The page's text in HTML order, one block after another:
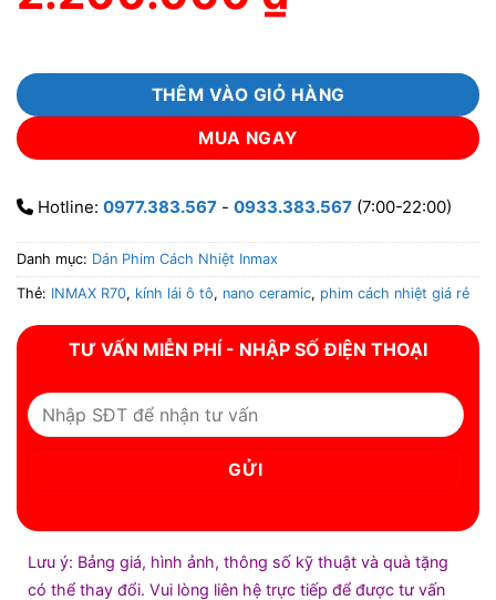
THÊM VÀO GIỎ HÀNG
MUA NGAY
Hotline: 0977.383.567 - 0933.383.567 (7:00-22:00)
Danh mục: Dán Phim Cách Nhiệt Inmax
Thẻ: INMAX R70, kính lái ô tô, nano ceramic, phim cách nhiệt giá rẻ
TƯ VẤN MIỄN PHÍ - NHẬP SỐ ĐIỆN THOẠI
Lưu ý: Bảng giá, hình ảnh, thông số kỹ thuật và quà tặng
có thể thay đổi. Vui lòng liên hệ trực tiếp để được tư vấn